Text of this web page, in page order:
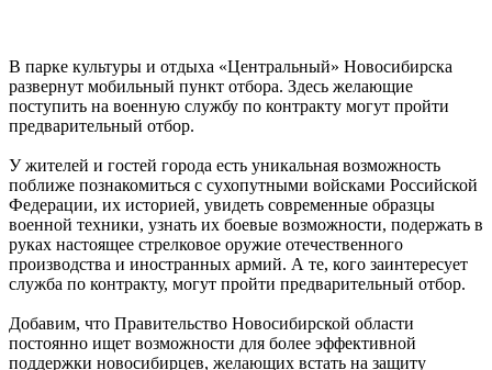
В парке культуры и отдыха «Центральный» Новосибирска
развернут мобильный пункт отбора. Здесь желающие
поступить на военную службу по контракту могут пройти
предварительный отбор.
У жителей и гостей города есть уникальная возможность
поближе познакомиться с сухопутными войсками Российской
Федерации, их историей, увидеть современные образцы
военной техники, узнать их боевые возможности, подержать в
руках настоящее стрелковое оружие отечественного
производства и иностранных армий. А те, кого заинтересует
служба по контракту, могут пройти предварительный отбор.
Добавим, что Правительство Новосибирской области
постоянно ищет возможности для более эффективной
поддержки новосибирцев, желающих встать на защиту